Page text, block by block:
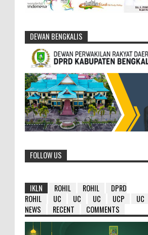
DEWAN BENGKALIS
FOLLOW US
IKLN ROHIL ROHIL
DPRD
ROHIL
UC UC UC UCP UC
NEWS
RECENT COMMENTS